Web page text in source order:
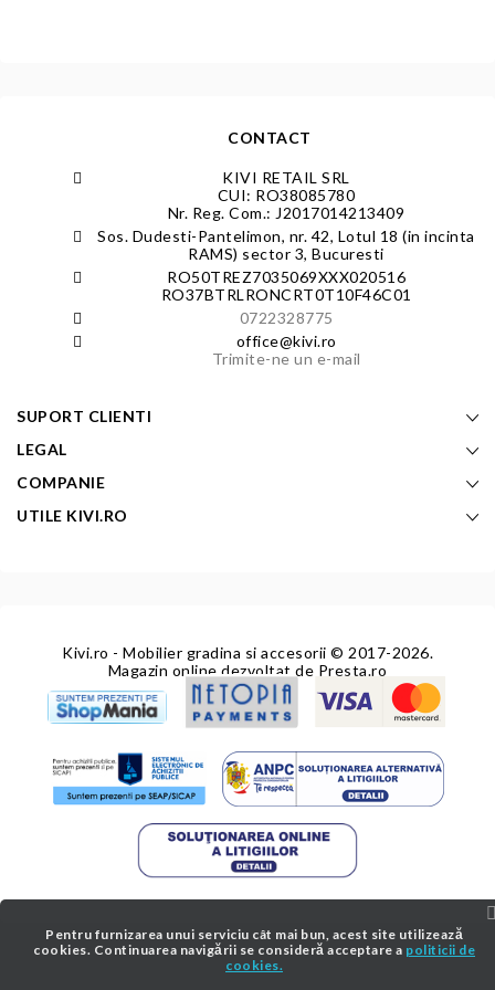
CONTACT
KIVI RETAIL SRL
CUI: RO38085780
Nr. Reg. Com.: J2017014213409
Sos. Dudesti-Pantelimon, nr. 42, Lotul 18 (in incinta
RAMS) sector 3, Bucuresti
RO50TREZ7035069XXX020516
RO37BTRLRONCRT0T10F46C01
0722328775
office@kivi.ro
Trimite-ne un e-mail
SUPORT CLIENTI
LEGAL
COMPANIE
UTILE KIVI.RO
Kivi.ro - Mobilier gradina si accesorii © 2017-2026.
Magazin online dezvoltat de Presta.ro
Pentru furnizarea unui serviciu cât mai bun, acest site utilizează
cookies. Continuarea navigării se consideră acceptare a politicii de
cookies.